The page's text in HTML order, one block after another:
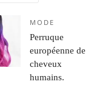
MODE
Perruque
européenne de
cheveux
humains.